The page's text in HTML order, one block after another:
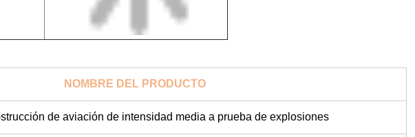
NOMBRE DEL PRODUCTO
de aviación de intensidad media a prueba de explosiones